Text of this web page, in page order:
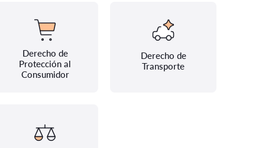
Derecho de
Protección al
Consumidor
Derecho de
Transporte